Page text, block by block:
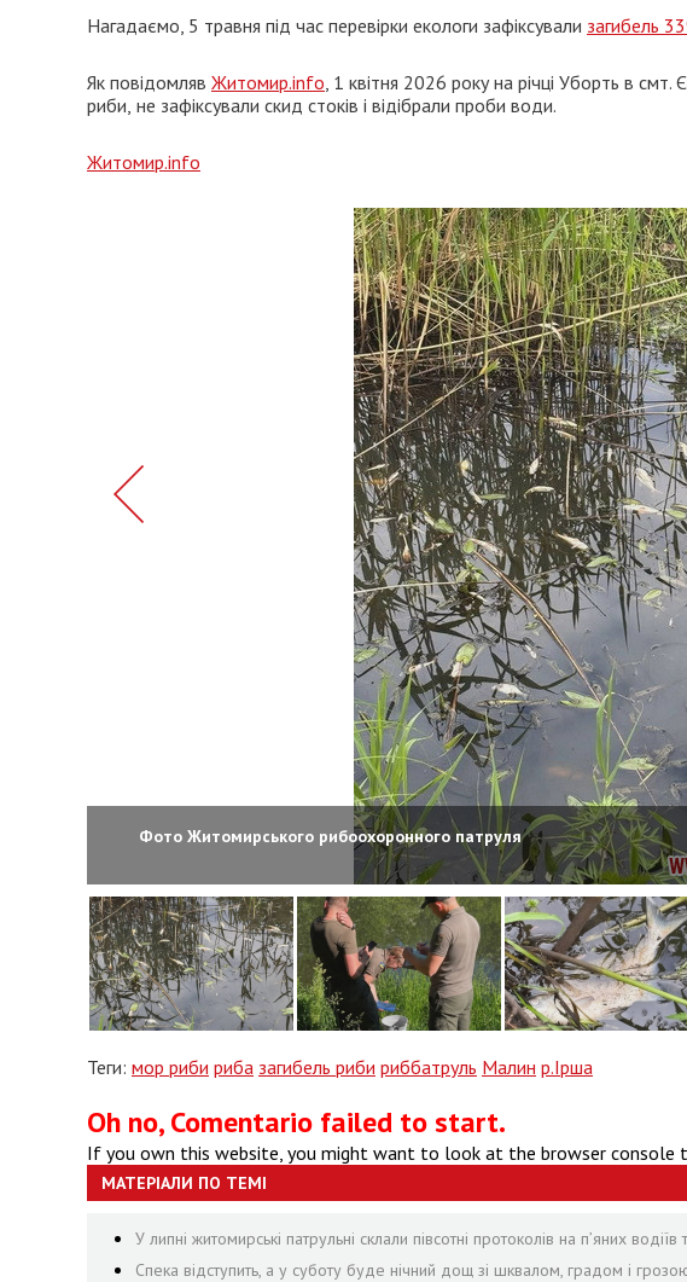
Нагадаємо, 5 травня під час перевірки екологи зафіксували загибель
Як повідомляв Житомир.info, 1 квітня 2026 року на річці Уборть в смт.
риби, не зафіксували скид стоків і відібрали проби води.
Житомир.info
Фото Житомирського рибоохоронного патруля
Теги: мор риби риба загибель риби риббатруль Малин р.Ірша
Oh no, Comentario failed to start.
If you own this website, you might want to look at the browser console
МАТЕРІАЛИ ПО ТЕМІ
У липні житомирські патрульні склали півсотні протоколів на пʼяних
Спека відступить, а у суботу буде нічний дощ зі шквалом, градом і